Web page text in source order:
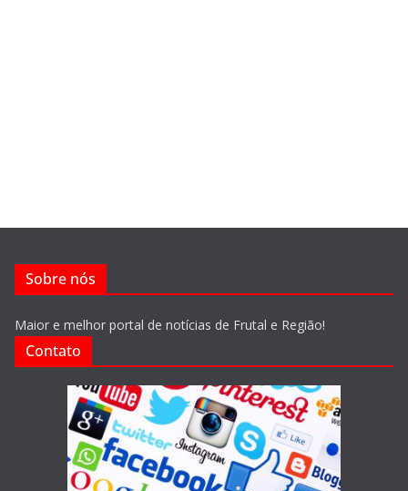
Sobre nós
Maior e melhor portal de notícias de Frutal e Região!
Contato